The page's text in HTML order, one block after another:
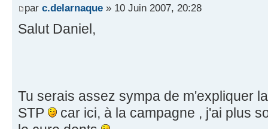
par c.delarnaque » 10 Juin 2007, 20:28
Salut Daniel,
Tu serais assez sympa de m'expliquer
STP
car ici, à la campagne , j'ai plus